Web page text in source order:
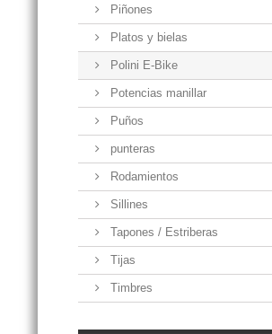
Piñones
Platos y bielas
Polini E-Bike
Potencias manillar
Puños
punteras
Rodamientos
Sillines
Tapones / Estriberas
Tijas
Timbres